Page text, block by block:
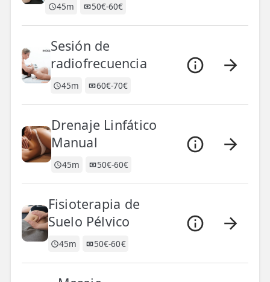
👶 Fisioterapia Pediátrica
TRATAMIENTOS
✅ Punción Seca
✅ Ondas de Choque
✅ EPTE - EPI
ESTÉTICA
✨ Fisioestética
✨ Radiofrecuencia INDIBA
✨ Drenaje Linfático Manual
✨ Presoterapia
45m 50€-60€
Sesión de
radiofrecuencia
45m 60€-70€
Drenaje Linfático
Manual
45m 50€-60€
Fisioterapia de
Suelo Pélvico
45m 50€-60€